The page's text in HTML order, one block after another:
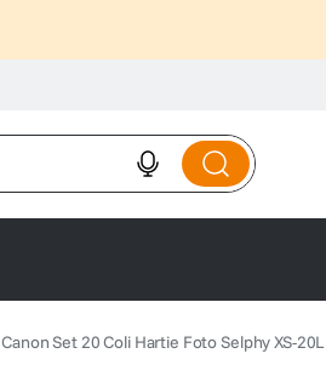
Canon Set 20 Coli Hartie Foto Selphy XS-20L